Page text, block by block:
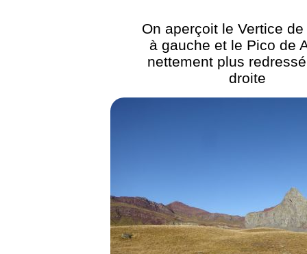
On aperçoit le Vertice de
à gauche et le Pico de
nettement plus
droite